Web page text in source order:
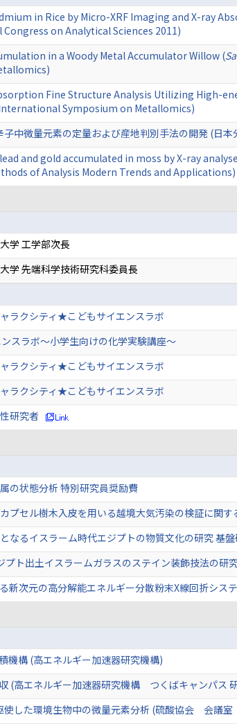
in Rice by Micro-XRF Imaging and X-ray
on Analytical Sciences 2011)
in a Woody Metal Accumulator Willow (
Fine Structure Analysis Utilizing High-
Symposium on Metallomics)
中微量元素の定量および産地判別手法の開発 (日
and gold accumulated in moss by X-ray
of Analysis Modern Trends and Applications)
学 工学部次長
学 先端科学技術研究科委員長
ラクシティ★こどもサイエンスラボ
スラボ～小学生向けの化学実験講座～
ラクシティ★こどもサイエンスラボ
ラクシティ★こどもサイエンスラボ
研究者
の状態分析 特別研究員奨励費
プセル樹木入皮を用いる越境大気汚染の検証に関す
なるイスラーム時代エジプトの物質文化の研究 基
プト出土イスラームガラスのステイン装飾技法の研
新次元の高分解能エネルギー分散粉末X線回折シス
機構 (高エネルギー加速器研究機構)
(高エネルギー加速器研究機構 つくばキャンパス
使した環境生物中の微量元素分析 (硫酸協会 会議室